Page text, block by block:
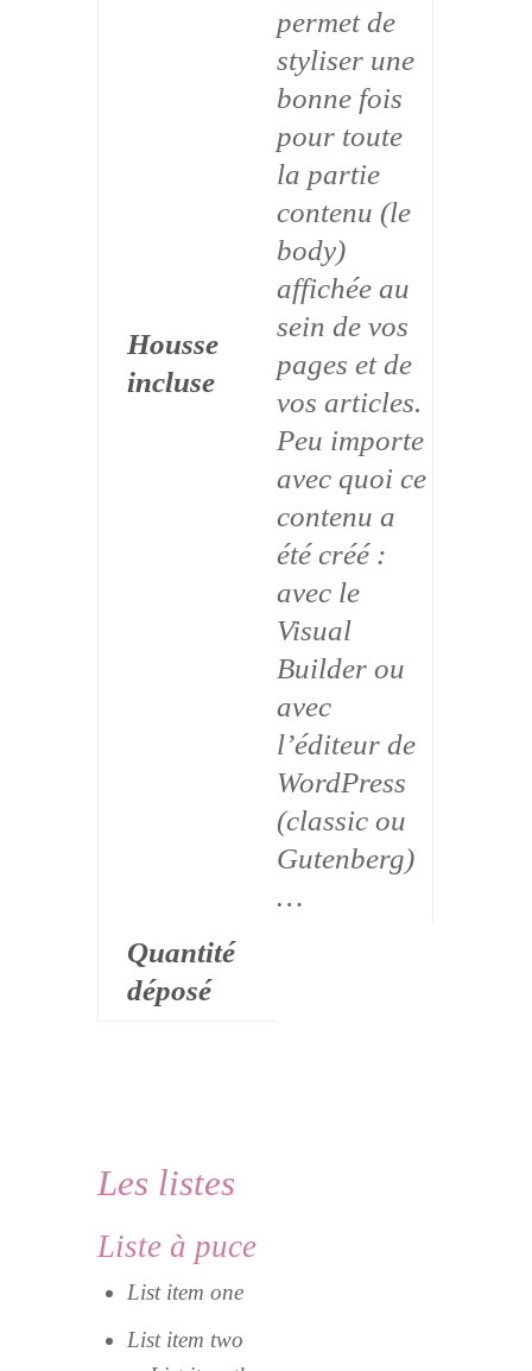
Housse
incluse
permet de
styliser une
bonne fois
pour toute
la partie
contenu (le
body)
affichée au
sein de vos
pages et de
vos articles.
Peu importe
avec quoi ce
contenu a
été créé :
avec le
Visual
Builder ou
avec
l’éditeur de
WordPress
(classic ou
Gutenberg)
…
Quantité
déposé
Les listes
Liste à puce
List item one
List item two